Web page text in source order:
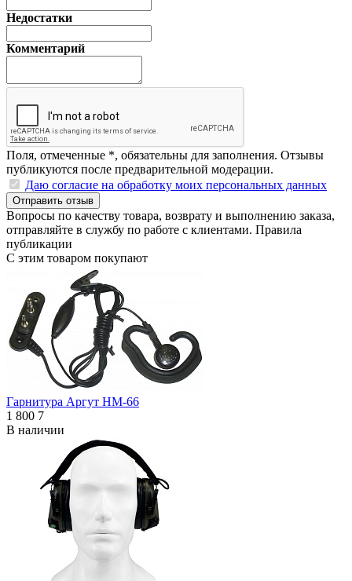
Недостатки
Комментарий
Поля, отмеченные *, обязательны для заполнения. Отзывы
публикуются после предварительной модерации.
Даю согласие на обработку моих персональных данных
Отправить отзыв
Вопросы по качеству товара, возврату и выполнению заказа,
отправляйте в службу по работе с клиентами. Правила
публикации
С этим товаром покупают
Гарнитура Аргут НМ-66
1 800 7
В наличии